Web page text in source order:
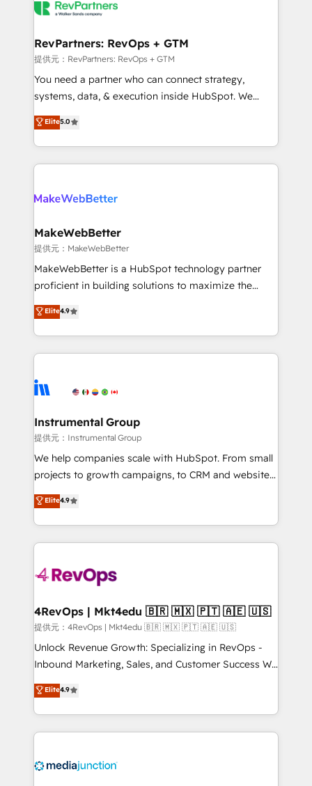
winning design to build scalable, globally
marketing campaigns, & RevOps frameworks that
fuel long-term success We connect the entire
customer lifecycle through seamless integrations,
ensure long-term adoption with change-
and service to drive sustainable growth With 6 key
HubSpot accreditations and experience across
RevPartners: RevOps + GTM
提供元：RevPartners: RevOps + GTM
You need a partner who can connect strategy,
systems, data, & execution inside HubSpot. We
bridge the gap where most agencies fall short by
combining GTM strategy with technical execution to
solve the right problem with the right solution. As the
only firm in the world to hold Elite Partner
clients gain a unique advantage in CRM architecture,
market execution. Why B2B Businesses Choose RP: -
Secure: Soc2 compliant 🛡️ - Pricing: Implementations
starting at $1,5k 💵 - Speed: Launch in 14 days ⚡ -
Global: 75+ RPers across five continents 🌐 - Scale:
HubSpot Partner 🪴 - Sales Hub: More
implementations than any other Partner 💻 -
agency for an Ops problem. Don't hire a technical
agency for a growth problem. Hire a partner built to
Elite5.0
MakeWebBetter
提供元：MakeWebBetter
MakeWebBetter is a HubSpot technology partner
proficient in building solutions to maximize the
operational efficiency of HubSpot. The fastest-
growing tech-enabler & facilitator, MakeWebBetter,
hands you the blend of HubSpot expertise &
eminent solutions & integrations. Trust us to
Elite Partners with 10+ years of HubSpot experience
Premier Partner 2023 🌟5 HubSpot Accreditations 🌟
Won HubSpot Theme Challenge 2021 🌟INBOUND’19
HubSpot Rising Star Why us? Harnessing the full
potential of the powerful HubSpot CRM. ✔️A team of
HubSpot experience ✔️Flexible pricing models —
Hourly-fee (assigned one Dedicated HubSpot
requirement). ✔️Helped over 25,000+ customers so
far with our HubSpot solutions. ✔️Bespoke apps &
on-demand bundle services. Connect with us today!
Elite4.9
Instrumental Group
提供元：Instrumental Group
We help companies scale with HubSpot. From small
projects to growth campaigns, to CRM and websites.
Hire an agency that's experienced in every inch of
HubSpot and willing to work hand-in-hand with your
team to simplify the complex and build a better
experience for your team and customers.
Elite4.9
4RevOps | Mkt4edu 🇧🇷 🇲🇽 🇵🇹 🇦🇪 🇺🇸
提供元：4RevOps | Mkt4edu 🇧🇷 🇲🇽 🇵🇹 🇦🇪 🇺🇸
Unlock Revenue Growth: Specializing in RevOps -
Inbound Marketing, Sales, and Customer Success We
specialize in driving revenue growth for companies
across industries through tailored marketing, sales,
and customer success strategies, utilizing RevOps
methodologies. As Latin America's largest HubSpot
offer unparalleled insights. Operating in five
Elite4.9